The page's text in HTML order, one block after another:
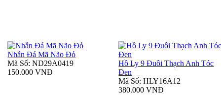
Nhẫn Đá Mã Não Đỏ
Mã Số: ND29A0419
150.000 VNĐ
Hồ Ly 9 Đuôi Thạch Anh Tóc
Đen
Mã Số: HLY16A12
380.000 VNĐ